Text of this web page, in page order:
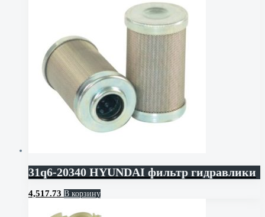
31q6-20340 HYUNDAI фильтр гидравлики
4,517.73 В корзину